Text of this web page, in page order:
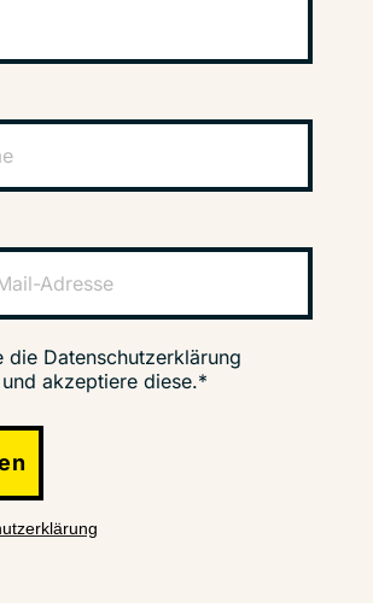
die Datenschutzerklärung
akzeptiere diese.*